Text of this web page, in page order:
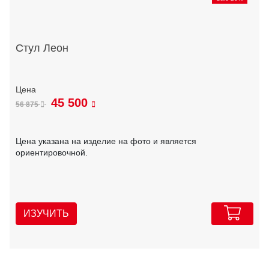
Стул Леон
56 875 45 500
Цена указана на изделие на фото и является
ориентировочной.
ИЗУЧИТЬ